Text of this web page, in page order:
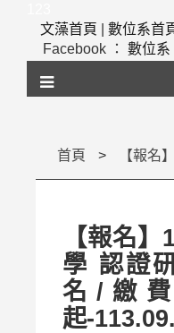
文藻首頁
數位系首
Facebook ： 數位系
首頁
【報名
學 認證
名/繳
起-